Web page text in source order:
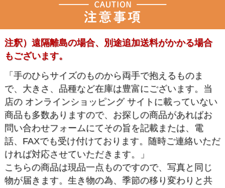
注釈）遠隔離島の場合、別途追加送料がかかる場合
もございます。
「手のひらサイズのものから両手で抱えるものま
で、大きさ、品種など在庫は豊富にございます。当
店の オンラインショッピング サイトに載っていない
商品も多数ありますので、お探しの商品があればお
問い合わせフォームにてその旨を記載または、電
話、FAXでも受け付けております。随時ご連絡いただ
ければ対応させていただきます。」
こちらの商品は現品一点ものですので、写真と同じ
物が届きます。生き物の為、季節の移り変わりと共